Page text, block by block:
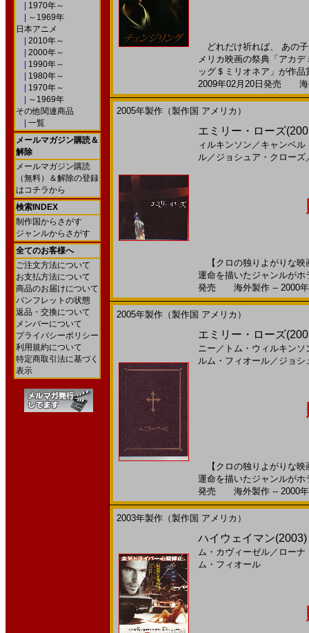
1970年～
～1969年
日本アニメ
2010年～
2000年～
1990年～
1980年～
1970年～
～1969年
その他関連商品
一覧
メールマガジン購読＆
解除
メールマガジン購読
（無料）＆解除の登録
はコチラから
検索INDEX
制作国からさがす
ジャンルからさがす
全てのお客様へ
ご注文方法について
お支払方法について
商品のお届けについて
パンフレットの状態
返品・交換について
メンバーについて
プライバシーポリシー
利用規約について
特定商取引法に基づく
表示
どれだけ祈れば、 あの
メリカ映画の祭典「アカ
ッグ＄ミリオネア」が作
2009年02月20日発売 海
2005年製作（製作国 アメリカ）
エミリー・ローズ
ィルキンソン ／ キャンベル
ル／ ジョシュア・クローズ
【クロの独りよがりな映
運命を描いたジャンルが
発売 海外製作 -- 2000
2005年製作（製作国 アメリカ）
エミリー・ローズ
ニー ／ トム・ウィルキンソ
ルム・フィオール／ ジョシ
【クロの独りよがりな映
運命を描いたジャンルが
発売 海外製作 -- 2000
2003年製作（製作国 アメリカ）
ハイウェイマン
ム・カヴィーゼル／ ローナ
ム・フィオール